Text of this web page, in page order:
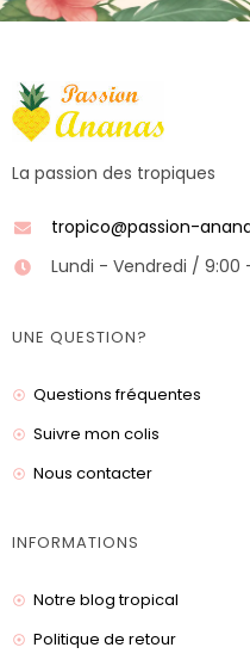
La passion des tropiques
tropico@passion-
Lundi - Vendredi / 9:00
UNE QUESTION?
Questions fréquentes
Suivre mon colis
Nous contacter
INFORMATIONS
Notre blog tropical
Politique de retour